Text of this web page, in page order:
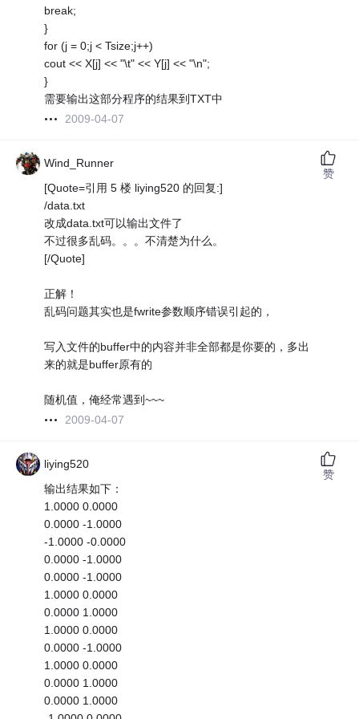
break;
}
for (j = 0;j < Tsize;j++)
cout << X[j] << "\t" << Y[j] << "\n";
}
需要输出这部分程序的结果到TXT中
2009-04-07
Wind_Runner
[Quote=引用 5 楼 liying520 的回复:]
/data.txt
改成data.txt可以输出文件了
不过很多乱码。。。不清楚为什么。
[/Quote]
正解！
乱码问题其实也是fwrite参数顺序错误引起的，
写入文件的buffer中的内容并非全部都是你要的，多出
来的就是buffer原有的
随机值，俺经常遇到~~~
2009-04-07
赞
liying520
输出结果如下：
1.0000 0.0000
0.0000 -1.0000
-1.0000 -0.0000
0.0000 -1.0000
0.0000 -1.0000
1.0000 0.0000
0.0000 1.0000
1.0000 0.0000
0.0000 -1.0000
1.0000 0.0000
0.0000 1.0000
0.0000 1.0000
赞